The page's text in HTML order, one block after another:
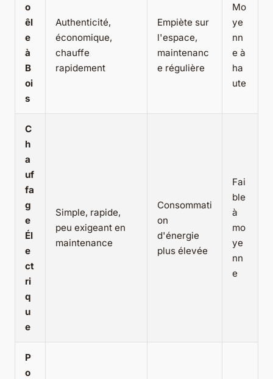
o
êl
e
à
B
oi
s
Authenticité,
économique,
chauffe
rapidement
Empiète sur
l'espace,
maintenanc
e régulière
Mo
ye
nn
e à
ha
ute
C
h
a
uf
fa
g
e
Él
e
ct
ri
q
u
e
Simple, rapide,
peu exigeant en
maintenance
Consommati
on
d'énergie
plus élevée
Fai
ble
à
mo
ye
nn
e
P
o